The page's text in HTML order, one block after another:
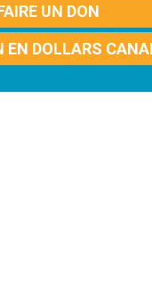
UN DON
EN DOLLARS